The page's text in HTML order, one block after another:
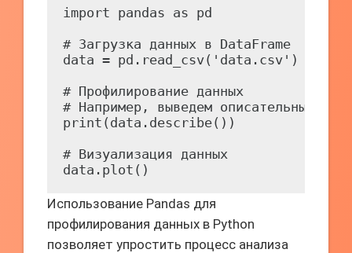
import pandas as pd
# Загрузка данных в DataFrame
data = pd.read_csv('data.csv')
# Профилирование данных
# Например, выведем описательные
print(data.describe())
# Визуализация данных
Использование Pandas для
профилирования данных в Python
позволяет упростить процесс анализа